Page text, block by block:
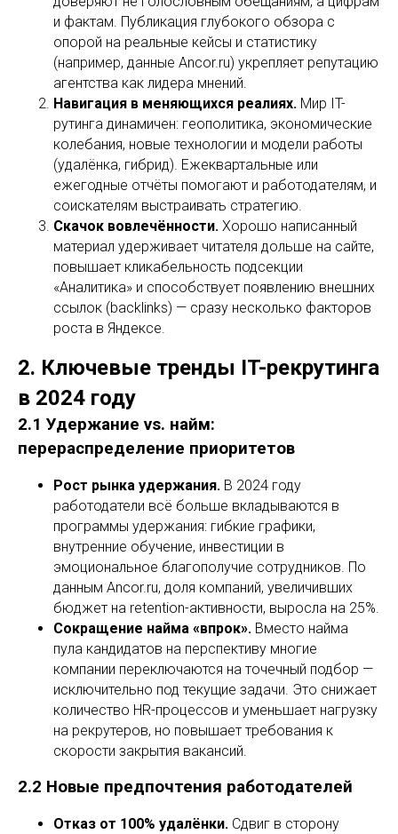
и фактам. Публикация глубокого обзора с
опорой на реальные кейсы и статистику
(например, данные Ancor.ru) укрепляет репутацию
агентства как лидера мнений.
Навигация в меняющихся реалиях. Мир IT-
рутинга динамичен: геополитика, экономические
колебания, новые технологии и модели работы
(удалёнка, гибрид). Ежеквартальные или
ежегодные отчёты помогают и работодателям, и
соискателям выстраивать стратегию.
Скачок вовлечённости. Хорошо написанный
материал удерживает читателя дольше на сайте,
повышает кликабельность подсекции
«Аналитика» и способствует появлению внешних
ссылок (backlinks) — сразу несколько факторов
роста в Яндексе.
2. Ключевые тренды IT-рекрутинга
в 2024 году
2.1 Удержание vs. найм:
перераспределение приоритетов
Рост рынка удержания. В 2024 году
работодатели всё больше вкладываются в
программы удержания: гибкие графики,
внутренние обучение, инвестиции в
эмоциональное благополучие сотрудников. По
данным Ancor.ru, доля компаний, увеличивших
бюджет на retention-активности, выросла на 25%.
Сокращение найма «впрок». Вместо найма
пула кандидатов на перспективу многие
компании переключаются на точечный подбор —
исключительно под текущие задачи. Это снижает
количество HR-процессов и уменьшает нагрузку
на рекрутеров, но повышает требования к
скорости закрытия вакансий.
2.2 Новые предпочтения работодателей
Отказ от 100% удалёнки. Сдвиг в сторону